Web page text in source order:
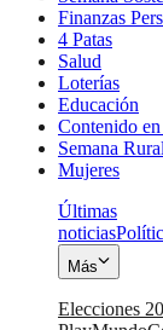
Finanzas
4 Patas
Salud
Loterías
Educación
Contenido
Semana Rural
Mujeres
Últimas
noticias
Más
Elecciones